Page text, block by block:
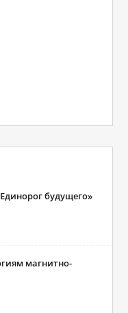
будущего»
магнитно-